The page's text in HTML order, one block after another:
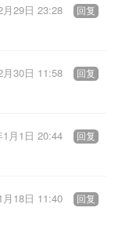
月29日 23:28 回复
月30日 11:58 回复
1月1日 20:44 回复
月18日 11:40 回复